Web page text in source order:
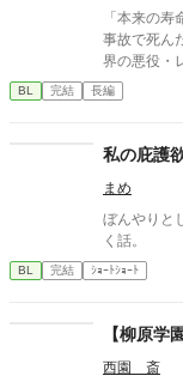
が大きくなっていき――。
に、悠真の心は大きく
る恋。 これ
は恋人がいるので無理です
が、大学と
らがせてい
空気を読み
る癖”。 甘
はずっと静かに手
よ」って、
「本来の
事故で死ん
界の悪役・レ
は、一生を
が、僕を管
く。 しかし
に脳内に流
の群れ。 「僕が、この場所と彼を守る方法はこれしかない」 記憶
に翻弄され
うとするが
BL 完結 長編
私の庇護
まめ
ぼんやりと
く話。
BL 完結 ｼｮｰﾄｼｮｰﾄ
【柳原学
西園 斎